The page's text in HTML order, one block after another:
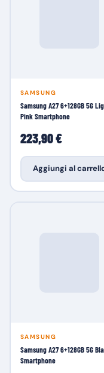
SAMSUNG
Samsung A27 6+128GB 5G
Pink Smartphone
223,90 €
Aggiungi al
SAMSUNG
Samsung A27 6+128GB 5G
Smartphone